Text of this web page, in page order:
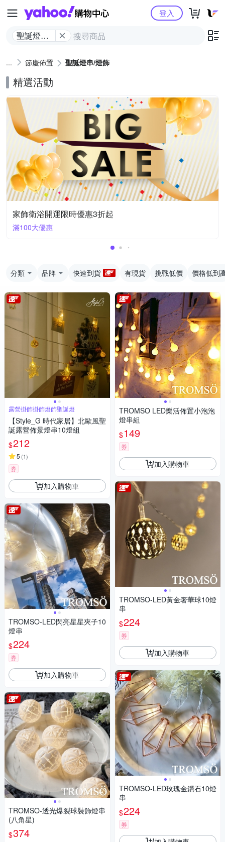
Yahoo購物中心
聖誕燈串/
登入
節慶佈置 聖誕燈串/燈飾
精選活動
家飾衛浴開運限時優惠3折起
滿100大優惠
分類 品牌 快速到貨 有現貨 挑戰低價 價格低到
露營掛飾掛飾燈飾聖誕燈
【Style_G 時代家居】北歐風聖
誕露營佈景燈串10燈組
$212
5 (1)
券
加入購物車
TROMSO-LED閃亮星星夾子10
燈串
$224
券
加入購物車
TROMSO-透光爆裂球裝飾燈串
(八角星)
$374
TROMSO LED樂活佈置小泡泡
燈串組
$149
券
加入購物車
TROMSO-LED黃金奢華球10燈
串
$224
券
加入購物車
TROMSO-LED玫瑰金鑽石10燈
串
$224
券